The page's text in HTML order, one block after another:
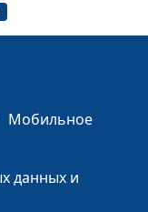
Мобильное
данных и